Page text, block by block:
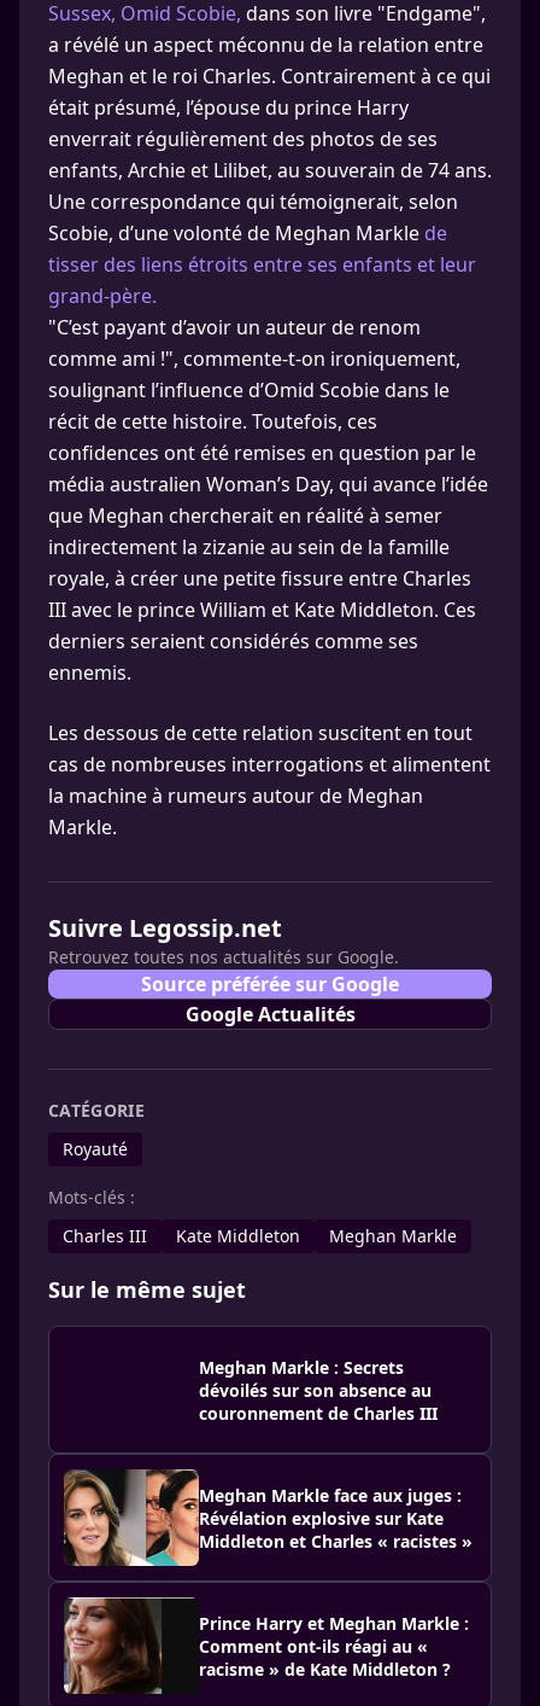
Sussex, Omid Scobie, dans son livre "Endgame",
a révélé un aspect méconnu de la relation entre
Meghan et le roi Charles. Contrairement à ce qui
était présumé, l’épouse du prince Harry
enverrait régulièrement des photos de ses
enfants, Archie et Lilibet, au souverain de 74 ans.
Une correspondance qui témoignerait, selon
Scobie, d’une volonté de Meghan Markle de
tisser des liens étroits entre ses enfants et leur
grand-père.
"C’est payant d’avoir un auteur de renom
comme ami !", commente-t-on ironiquement,
soulignant l’influence d’Omid Scobie dans le
récit de cette histoire. Toutefois, ces
confidences ont été remises en question par le
média australien Woman’s Day, qui avance l’idée
que Meghan chercherait en réalité à semer
indirectement la zizanie au sein de la famille
royale, à créer une petite fissure entre Charles
III avec le prince William et Kate Middleton. Ces
derniers seraient considérés comme ses
ennemis.
Les dessous de cette relation suscitent en tout
cas de nombreuses interrogations et alimentent
la machine à rumeurs autour de Meghan
Markle.
Suivre Legossip.net
Retrouvez toutes nos actualités sur Google.
Source préférée sur Google
Google Actualités
CATÉGORIE
Royauté
Mots-clés :
Charles III
Kate Middleton Meghan Markle
Sur le même sujet
Meghan Markle : Secrets
dévoilés sur son absence au
couronnement de Charles III
Meghan Markle face aux juges :
Révélation explosive sur Kate
Middleton et Charles « racistes »
Prince Harry et Meghan Markle :
Comment ont-ils réagi au «
racisme » de Kate Middleton ?